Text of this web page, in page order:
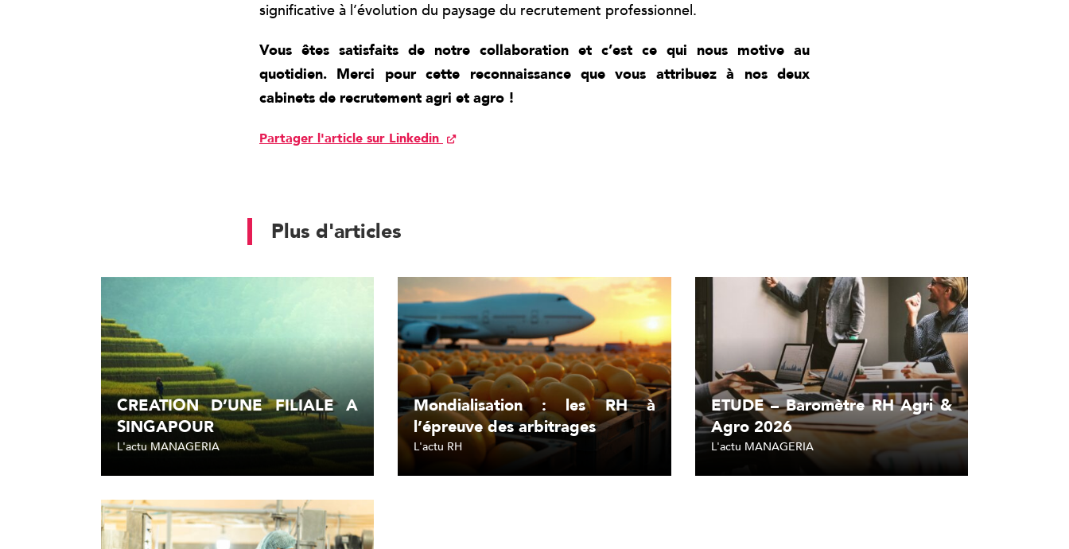
significative à l’évolution du paysage du recrutement professionnel.
Vous êtes satisfaits de notre collaboration et c’est ce qui nous motive au
quotidien. Merci pour cette reconnaissance que vous attribuez à nos deux
cabinets de recrutement agri et agro !
Partager l'article sur Linkedin
Plus d'articles
L'actu MANAGERIA
CREATION D’UNE FILIALE A
SINGAPOUR
Lire l'article
L'actu RH
Mondialisation : les RH à
l’épreuve des arbitrages
L'actu MANAGERIA
ETUDE – Baromètre RH Agri &
Agro 2026